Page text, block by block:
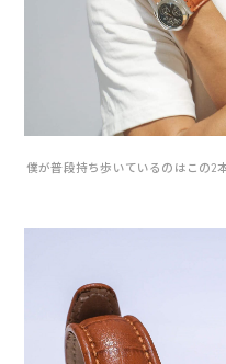
僕が普段持ち歩いているのはこの2